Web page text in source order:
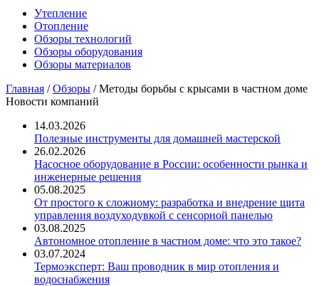
Утепление
Отопление
Обзоры технологий
Обзоры оборудования
Обзоры материалов
Главная /Обзоры /Методы борьбы с крысами в частном доме
Новости компаний
14.03.2026
Полезные инструменты для домашней мастерской
26.02.2026
Насосное оборудование в России: особенности рынка и
инженерные решения
05.08.2025
От простого к сложному: разработка и внедрение щита
управления воздуходувкой с сенсорной панелью
03.08.2025
Автономное отопление в частном доме: что это такое?
03.07.2024
Термоэксперт: Ваш проводник в мир отопления и
водоснабжения